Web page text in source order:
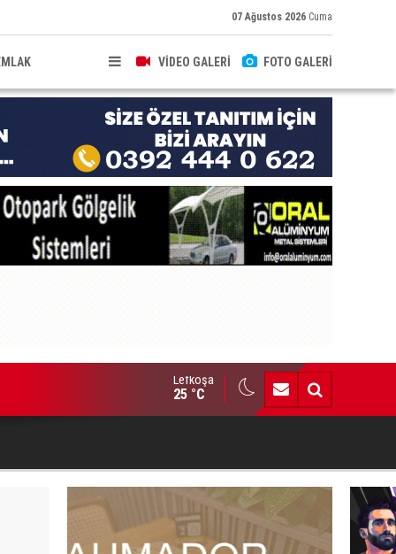
07 Ağustos 2026 Cuma
VİDEO GALERİ FOTO GALERİ
Lefkoşa
25 °C